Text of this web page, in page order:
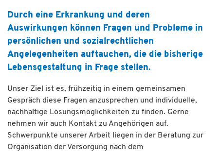
Durch eine Erkrankung und deren
Auswirkungen können Fragen und Probleme in
persönlichen und sozialrechtlichen
Angelegenheiten auftauchen, die die bisherige
Lebensgestaltung in Frage stellen.
Unser Ziel ist es, frühzeitig in einem gemeinsamen
Gespräch diese Fragen anzusprechen und individuelle,
nachhaltige Lösungsmöglichkeiten zu finden. Gerne
nehmen wir auch Kontakt zu Angehörigen auf.
Schwerpunkte unserer Arbeit liegen in der Beratung zur
Organisation der Versorgung nach dem